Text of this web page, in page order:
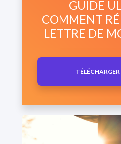
GUIDE
COMMENT
LETTRE DE
TÉLÉCHARGER